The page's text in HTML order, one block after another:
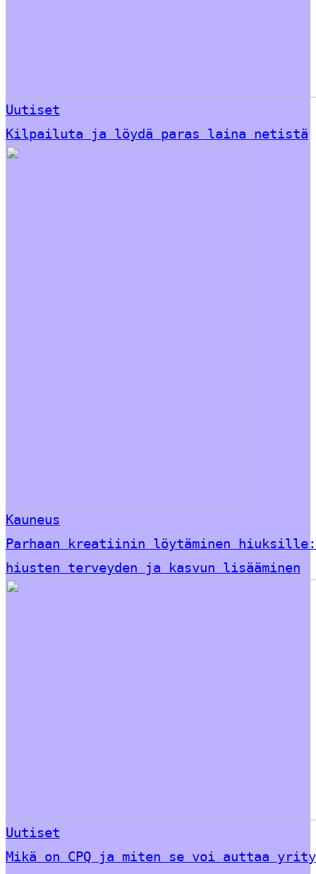
Uutiset
Kilpailuta ja löydä paras laina netistä
Kauneus
Parhaan kreatiinin löytäminen hiuksille:
hiusten terveyden ja kasvun lisääminen
Uutiset
Mikä on CPQ ja miten se voi auttaa